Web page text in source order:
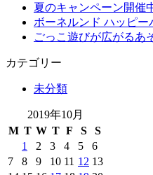
夏のキャンペーン開催
ボーネルンド ハッピー
ごっこ遊びが広がるあ
カテゴリー
未分類
2019年10月
M T W T F S
S
1
2 3 4 5
6
7
8 9 10 11 12 13